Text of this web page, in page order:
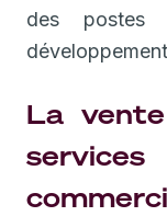
des postes
La